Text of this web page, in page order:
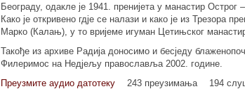
Београду, одакле је 1941. пренијета у манастир
Како је откривено гдје се налази и како је из Трезора
Марко (Калањ), у то вријеме игуман Цетињског
Такође из архиве Радија доносимо и бесједу
Филеримос на Недјељу православља 2002. године.
Преузмите аудио датотеку
243 преузимања 194